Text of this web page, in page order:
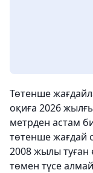
Төтенше
оқиға 2026
метрден астам
төтенше жағдай
2008 жылы туған
төмен түсе